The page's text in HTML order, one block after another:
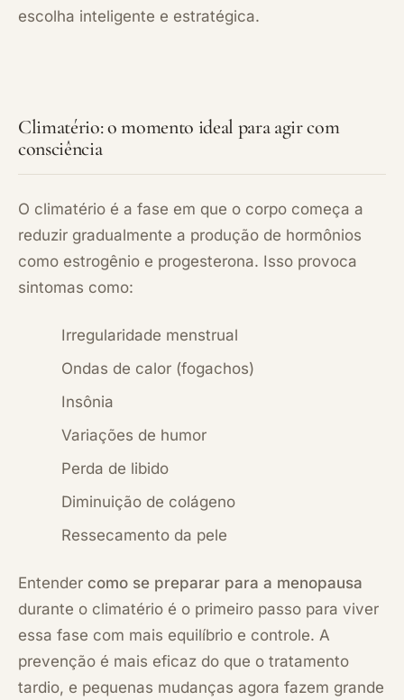
escolha inteligente e estratégica.
Climatério: o momento ideal para agir com
consciência
O climatério é a fase em que o corpo começa a
reduzir gradualmente a produção de hormônios
como estrogênio e progesterona. Isso provoca
sintomas como:
Irregularidade menstrual
Ondas de calor (fogachos)
Insônia
Variações de humor
Perda de libido
Diminuição de colágeno
Ressecamento da pele
Entender como se preparar para a menopausa
durante o climatério é o primeiro passo para viver
essa fase com mais equilíbrio e controle. A
prevenção é mais eficaz do que o tratamento
tardio, e pequenas mudanças agora fazem grande